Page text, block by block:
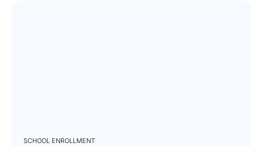
SCHOOL ENROLLMENT